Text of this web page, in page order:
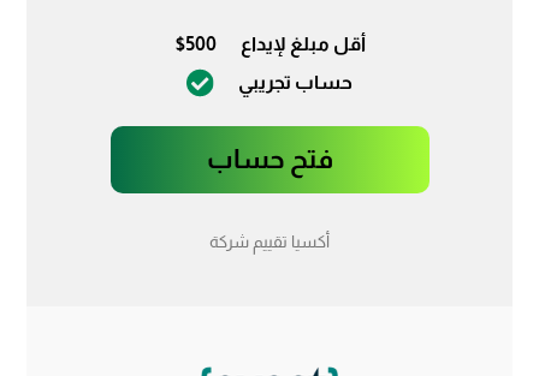
أقل مبلغ لإيداع
$500
حساب تجريبي
فتح حساب
أكسيا تقييم شركة